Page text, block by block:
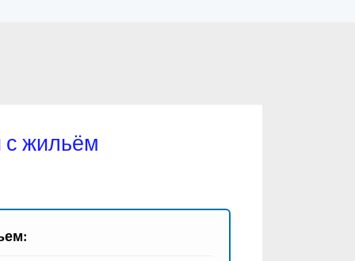
с жильём